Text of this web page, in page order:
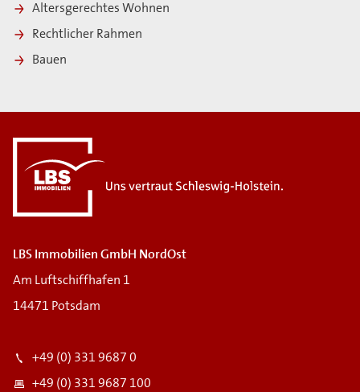
Altersgerechtes Wohnen
Rechtlicher Rahmen
Bauen
LBS Immobilien GmbH NordOst
Am Luftschiffhafen 1
14471 Potsdam
+49 (0) 331 9687 0
+49 (0) 331 9687 100